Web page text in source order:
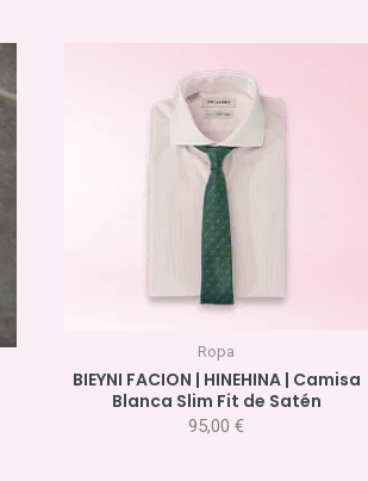
Ropa
BIEYNI FACION | HINEHINA | Camisa
Blanca Slim Fit de Satén
95,00 €